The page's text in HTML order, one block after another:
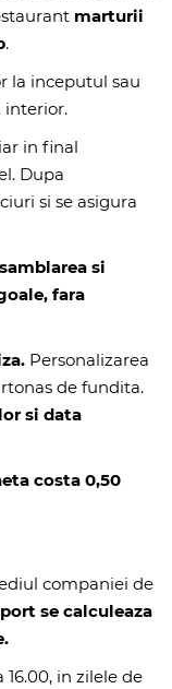
marturii
.
la inceputul sau
interior.
in final
Dupa
si se asigura
si
fara
Personalizarea
de fundita.
si data
costa 0,50
companiei de
se calculeaza
in zilele de